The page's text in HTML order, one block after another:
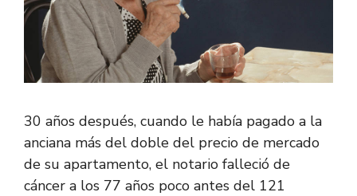
30 años después, cuando le había pagado a la
anciana más del doble del precio de mercado
de su apartamento, el notario falleció de
cáncer a los 77 años poco antes del 121